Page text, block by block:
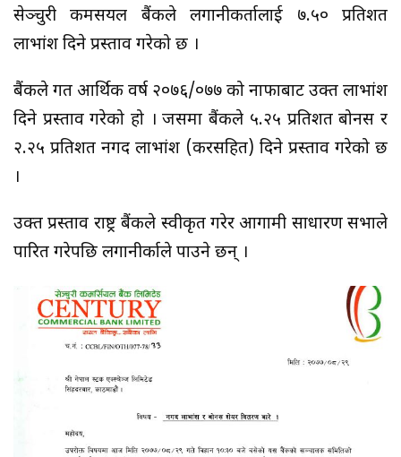
सेञ्चुरी कमर्सियल बैंकले लगानीकर्तालाई ७.५० प्रतिशत
लाभांश दिने प्रस्ताव गरेको छ ।
बैंकले गत आर्थिक वर्ष २०७६/०७७ को नाफाबाट उक्त लाभांश
दिने प्रस्ताव गरेको हो । जसमा बैंकले ५.२५ प्रतिशत बोनस र
२.२५ प्रतिशत नगद लाभांश (करसहित) दिने प्रस्ताव गरेको छ
।
उक्त प्रस्ताव राष्ट्र बैंकले स्वीकृत गरेर आगामी साधारण सभाले
पारित गरेपछि लगानीर्काले पाउने छन् ।